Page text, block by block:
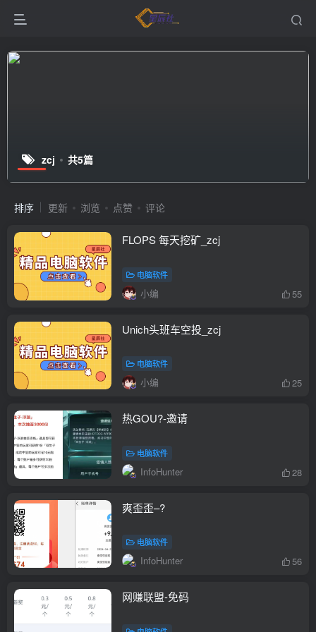
zcj 共5篇
排序 更新 浏览 点赞 评论
FLOPS 每天挖矿_zcj
电脑软件
小编 55
Unich头班车空投_zcj
电脑软件
小编 25
热GOU?-邀请
电脑软件
InfoHunter 28
爽歪歪–?
电脑软件
InfoHunter 56
网赚联盟-免码